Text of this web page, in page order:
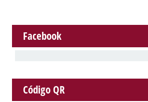
Facebook
Código QR